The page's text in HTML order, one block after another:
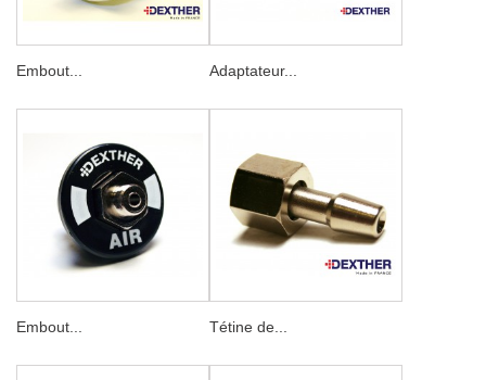
Embout... Adaptateur...
Embout... Tétine de...